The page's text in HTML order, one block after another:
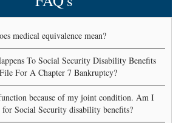
medical equivalence mean?
To Social Security Disability Benefits
For A Chapter 7 Bankruptcy?
because of my joint condition. Am I
Social Security disability benefits?